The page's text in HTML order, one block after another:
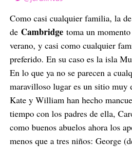
Como casi cualquier familia, la
de Cambridge toma un momento
verano, y casi como cualquier
preferido. En su caso es la isla
En lo que ya no se parecen a
maravilloso lugar es un sitio muy
Kate y William han hecho
tiempo con los padres de ella,
como buenos abuelos ahora los
menos que a tres niños: George